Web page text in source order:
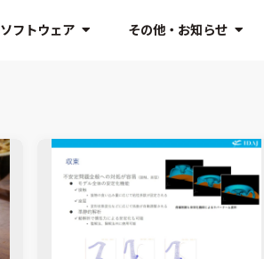
ソフトウェア その他・お知らせ